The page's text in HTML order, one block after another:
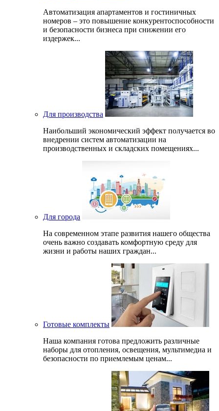
Автоматизация апартаментов и гостиничных
номеров – это повышение конкурентоспособности
и безопасности бизнеса при снижении его
издержек...
Для производства
Наибольший экономический эффект получается во
внедрении систем автоматизации на
производственных и складских помещениях...
Для города
На современном этапе развития нашего общеcтва
очень важно создавать комфортную среду для
жизни и работы наших граждан...
Готовые комплекты
Наша компания готова предложить различные
наборы для отопления, освещения, мультимедиа и
безопасности по приемлемым ценам...